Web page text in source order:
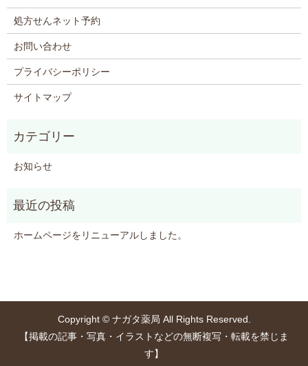
処方せんネット予約
お問い合わせ
プライバシーポリシー
サイトマップ
お知らせ
ホームページをリニューアルしました。
Copyright © ナガタ薬局 All Rights Reserved.
【掲載の記事・写真・イラストなどの無断複写・転載を禁じま
す】